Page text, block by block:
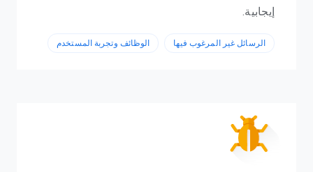
إيجابية.
الرسائل غير المرغوب فيها الوظائف وتجربة المستخدم